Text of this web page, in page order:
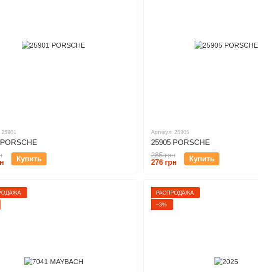
25901
Купить
Артикул: 25905
25905 PORSCHE
285 грн
276 грн Купить
РАСПРОДАЖА
−3%